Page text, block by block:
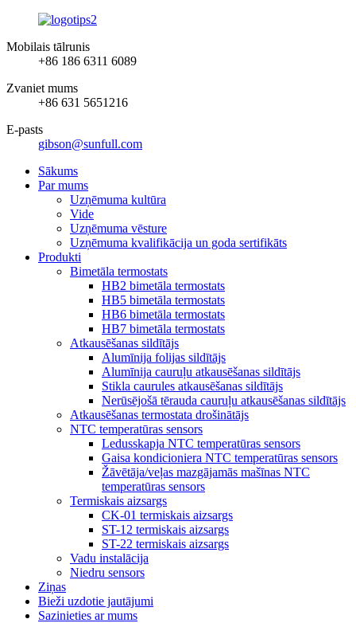
Mobilais tālrunis
+86 186 6311 6089
Zvaniet mums
+86 631 5651216
E-pasts
gibson@sunfull.com
Sākums
Par mums
Uzņēmuma kultūra
Vide
Uzņēmuma vēsture
Uzņēmuma kvalifikācija un goda sertifikāts
Produkti
Bimetāla termostats
HB2 bimetāla termostats
HB5 bimetāla termostats
HB6 bimetāla termostats
HB7 bimetāla termostats
Atkausēšanas sildītājs
Alumīnija folijas sildītājs
Alumīnija cauruļu atkausēšanas sildītājs
Stikla caurules atkausēšanas sildītājs
Nerūsējošā tērauda cauruļu atkausēšanas sildītājs
Atkausēšanas termostata drošinātājs
NTC temperatūras sensors
Ledusskapja NTC temperatūras sensors
Gaisa kondicioniera NTC temperatūras sensors
Žāvētāja/veļas mazgājamās mašīnas NTC
temperatūras sensors
Termiskais aizsargs
CK-01 termiskais aizsargs
ST-12 termiskais aizsargs
ST-22 termiskais aizsargs
Vadu instalācija
Niedru sensors
Ziņas
Bieži uzdotie jautājumi
Sazinieties ar mums